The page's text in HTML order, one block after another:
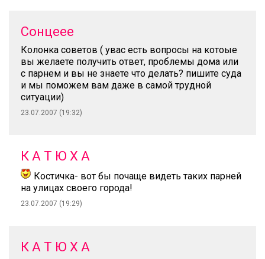
Сонцеее
Колонка советов ( увас есть вопросы на котоые
вы желаете получить ответ, проблемы дома или
с парнем и вы не знаете что делать? пишите суда
и мы поможем вам даже в самой трудной
ситуации)
23.07.2007 (19:32)
К А Т Ю Х А
Костичка- вот бы почаще видеть таких парней
на улицах своего города!
23.07.2007 (19:29)
К А Т Ю Х А